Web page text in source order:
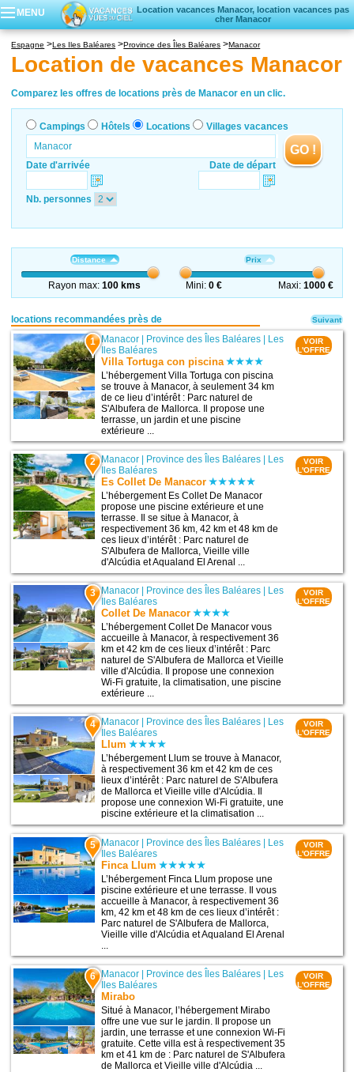
MENU
Location vacances Manacor, location vacances pas
cher Manacor
Campings
Locations vacances
Villages vacances
Espagne Les Iles Baléares Province des Îles Baléares Manacor
Location de vacances Manacor
Comparez les offres de locations près de Manacor en un clic.
Campings Hôtels Locations Villages vacances
Date d'arrivée Date de départ
GO !
Nb. personnes
Distance
Rayon max:100 kms
Prix
Mini:0 € Maxi: 1000 €
locations recommandées près de
1 Manacor | Province des Îles Baléares | Les
Iles Baléares
Villa Tortuga con piscina
L’hébergement Villa Tortuga con piscina
se trouve à Manacor, à seulement 34 km
de ce lieu d’intérêt : Parc naturel de
S'Albufera de Mallorca. Il propose une
terrasse, un jardin et une piscine
extérieure ...
VOIR
L'OFFRE
2 Manacor Province des Îles Baléares
Les
Iles Baléares
Es Collet De Manacor
L’hébergement Es Collet De Manacor
propose une piscine extérieure et une
terrasse. Il se situe à Manacor, à
respectivement 36 km, 42 km et 48 km de
ces lieux d’intérêt : Parc naturel de
S'Albufera de Mallorca, Vieille ville
d'Alcúdia et Aqualand El Arenal ...
VOIR
L'OFFRE
3 Manacor Province des Îles Baléares
Les
Iles Baléares
Collet De Manacor
L’hébergement Collet De Manacor vous
accueille à Manacor, à respectivement 36
km et 42 km de ces lieux d’intérêt : Parc
naturel de S'Albufera de Mallorca et Vieille
ville d'Alcúdia. Il propose une connexion
Wi-Fi gratuite, la climatisation, une piscine
extérieure ...
VOIR
L'OFFRE
4 Manacor Province des Îles Baléares
Les
Iles Baléares
Llum
L’hébergement Llum se trouve à Manacor,
à respectivement 36 km et 42 km de ces
lieux d’intérêt : Parc naturel de S'Albufera
de Mallorca et Vieille ville d'Alcúdia. Il
propose une connexion Wi-Fi gratuite, une
piscine extérieure et la climatisation ...
VOIR
L'OFFRE
5 Manacor | Province des Îles Baléares | Les
Iles Baléares
Finca Llum
L’hébergement Finca Llum propose une
piscine extérieure et une terrasse. Il vous
accueille à Manacor, à respectivement 36
km, 42 km et 48 km de ces lieux d’intérêt :
Parc naturel de S'Albufera de Mallorca,
Vieille ville d'Alcúdia et Aqualand El Arenal
VOIR
L'OFFRE
6 Manacor | Province des Îles Baléares | Les
Iles Baléares
Mirabo
Situé à Manacor, l’hébergement Mirabo
offre une vue sur le jardin. Il propose un
jardin, une terrasse et une connexion Wi-Fi
gratuite. Cette villa est à respectivement 35
km et 41 km de : Parc naturel de S'Albufera
de Mallorca et Vieille ville d'Alcúdia ...
VOIR
L'OFFRE
Suivant